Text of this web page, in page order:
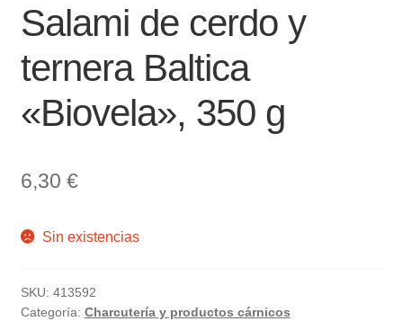
Salami de cerdo y
ternera Baltica
«Biovela», 350 g
6,30 €
Sin existencias
SKU: 413592
Categoría: Charcutería y productos cárnicos